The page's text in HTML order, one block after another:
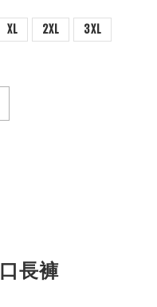
XL 2XL
3XL
長褲